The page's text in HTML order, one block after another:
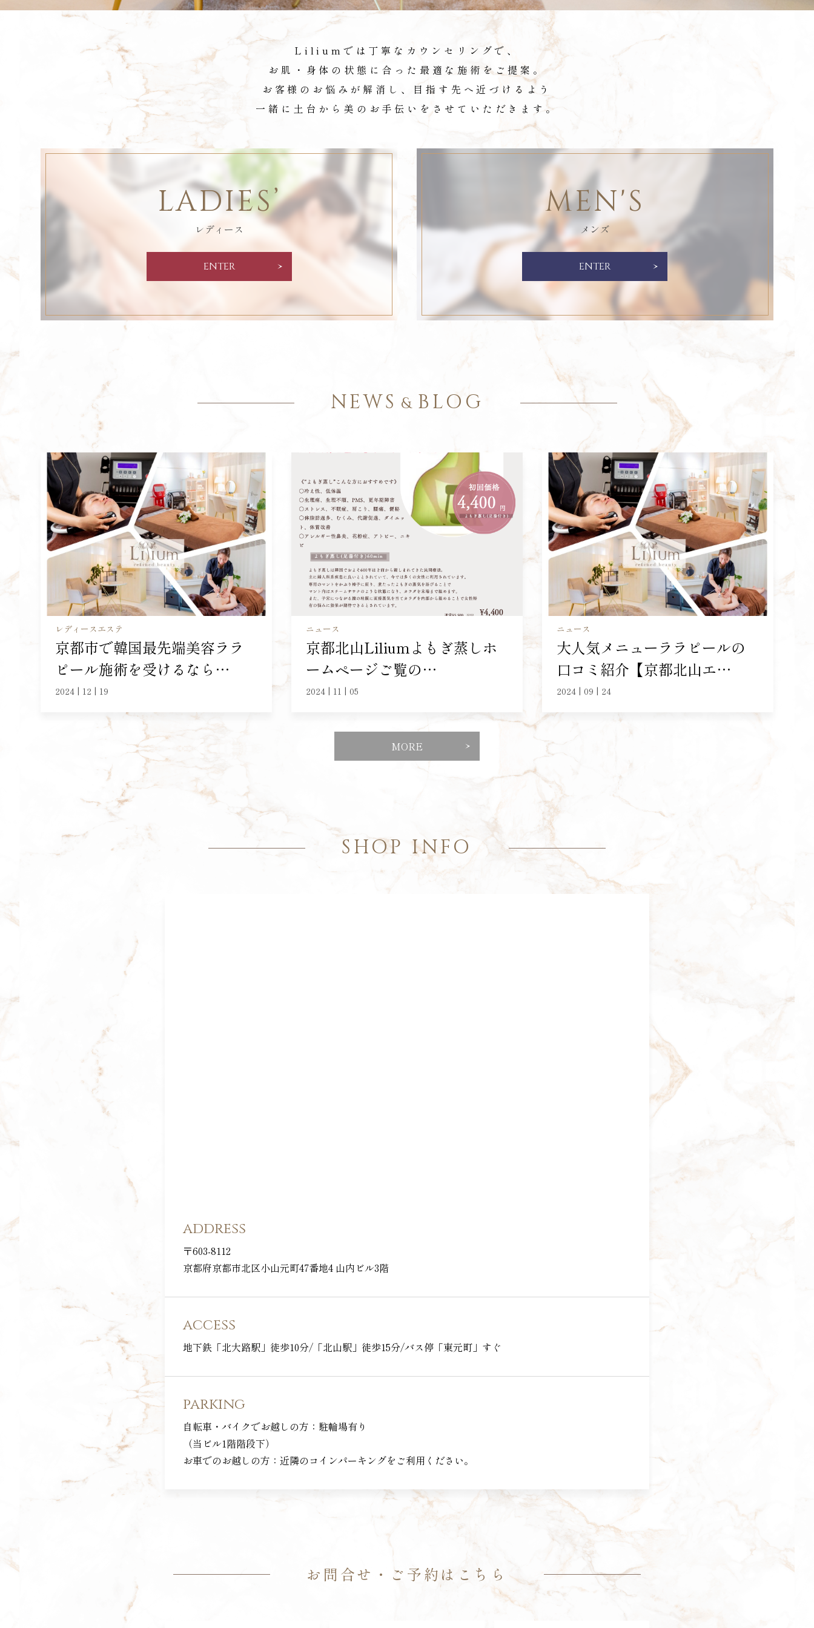
Liliumでは丁寧なカウンセリングで、
お肌・身体の状態に合った最適な施術をご提案。
お客様のお悩みが解消し、目指す先へ近づけるよう
一緒に土台から美のお手伝いをさせていただきます。
LADIES’
レディース
ENTER
MEN'S
メンズ
ENTER
NEWS & BLOG
レディースエステ
京都市で韓国最先端美容ララ
ピール施術を受けるなら…
2024 | 12 | 19
ニュース
京都北山Liliumよもぎ蒸しホ
ームページご覧の…
2024 | 11 | 05
ニュース
大人気メニューララピールの
口コミ紹介【京都北山エ…
2024 | 09 | 24
MORE
SHOP INFO
address
〒603-8112
京都府京都市北区小山元町47番地4 山内ビル3階
access
地下鉄「北大路駅」徒歩10分/「北山駅」徒歩15分/バス停「東元町」すぐ
parking
自転車・バイクでお越しの方：駐輪場有り
（当ビル1階階段下）
お車でのお越しの方：近隣のコインパーキングをご利用ください。
お問合せ・ご予約はこちら